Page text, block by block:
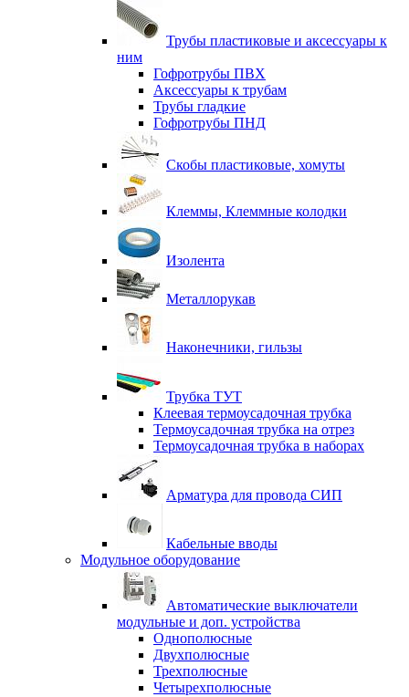
Трубы пластиковые и аксессуары к
ним
Гофротрубы ПВХ
Аксессуары к трубам
Трубы гладкие
Гофротрубы ПНД
Скобы пластиковые, хомуты
Клеммы, Клеммные колодки
Изолента
Металлорукав
Наконечники, гильзы
Трубка ТУТ
Клеевая термоусадочная трубка
Термоусадочная трубка на отрез
Термоусадочная трубка в наборах
Арматура для провода СИП
Кабельные вводы
Модульное оборудование
Автоматические выключатели
модульные и доп. устройства
Однополюсные
Двухполюсные
Трехполюсные
Четырехполюсные